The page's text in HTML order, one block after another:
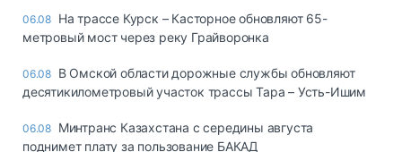
06.08 На трассе Курск – Касторное обновляют 65-
метровый мост через реку Грайворонка
06.08 В Омской области дорожные службы обновляют
десятикилометровый участок трассы Тара – Усть-Ишим
06.08 Минтранс Казахстана с середины августа
поднимет плату за пользование БАКАД